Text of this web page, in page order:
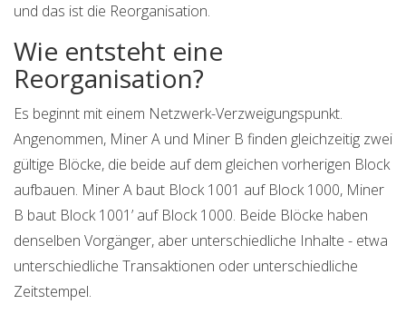
und das ist die Reorganisation.
Wie entsteht eine
Reorganisation?
Es beginnt mit einem Netzwerk-Verzweigungspunkt.
Angenommen, Miner A und Miner B finden gleichzeitig zwei
gültige Blöcke, die beide auf dem gleichen vorherigen Block
aufbauen. Miner A baut Block 1001 auf Block 1000, Miner
B baut Block 1001’ auf Block 1000. Beide Blöcke haben
denselben Vorgänger, aber unterschiedliche Inhalte - etwa
unterschiedliche Transaktionen oder unterschiedliche
Zeitstempel.